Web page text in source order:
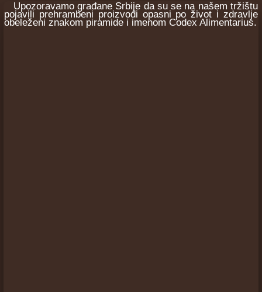
Upozoravamo građane Srbije da su se na našem tržištu
pojavili prehrambeni proizvodi opasni po život i zdravlje
obeleženi znakom piramide i imenom Codex Alimentarius.